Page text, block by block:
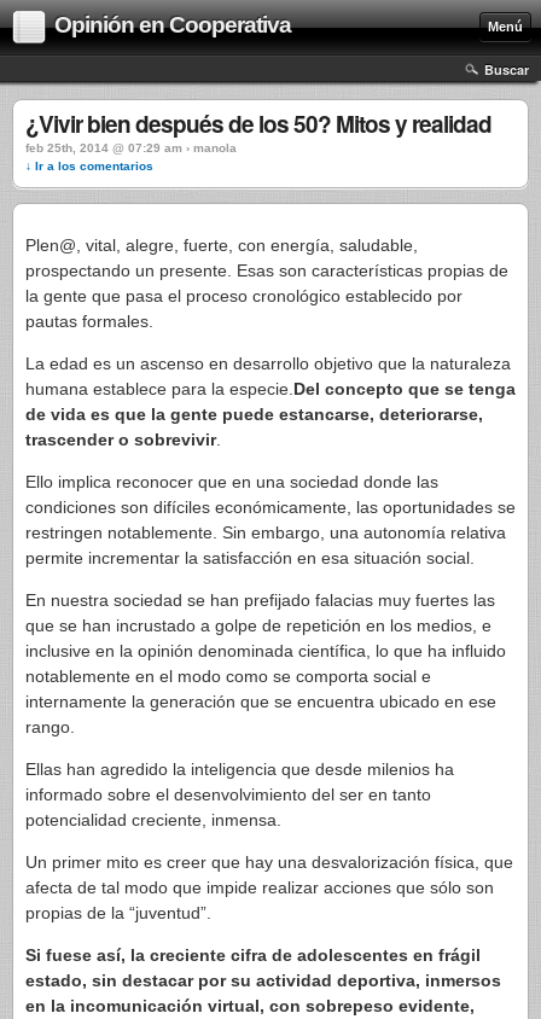
Opinión en Cooperativa Menú
Buscar
¿Vivir bien después de los 50? Mitos y realidad
feb 25th, 2014 @ 07:29 am › manola
↓ Ir a los comentarios
Plen@, vital, alegre, fuerte, con energía, saludable,
prospectando un presente. Esas son características propias de
la gente que pasa el proceso cronológico establecido por
pautas formales.
La edad es un ascenso en desarrollo objetivo que la naturaleza
humana establece para la especie. Del concepto que se tenga
de vida es que la gente puede estancarse, deteriorarse,
trascender o sobrevivir.
Ello implica reconocer que en una sociedad donde las
condiciones son difíciles económicamente, las oportunidades se
restringen notablemente. Sin embargo, una autonomía relativa
permite incrementar la satisfacción en esa situación social.
En nuestra sociedad se han prefijado falacias muy fuertes las
que se han incrustado a golpe de repetición en los medios, e
inclusive en la opinión denominada científica, lo que ha influido
notablemente en el modo como se comporta social e
internamente la generación que se encuentra ubicado en ese
rango.
Ellas han agredido la inteligencia que desde milenios ha
informado sobre el desenvolvimiento del ser en tanto
potencialidad creciente, inmensa.
Un primer mito es creer que hay una desvalorización física, que
afecta de tal modo que impide realizar acciones que sólo son
propias de la “juventud”.
Si fuese así, la creciente cifra de adolescentes en frágil
estado, sin destacar por su actividad deportiva, inmersos
en la incomunicación virtual, con sobrepeso evidente,